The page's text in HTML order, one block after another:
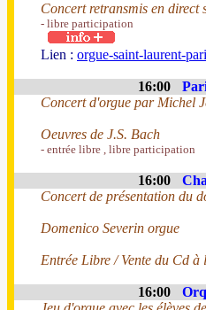
Concert retransmis en direct
- libre participation
Lien : orgue-saint-laurent-
16:00
Concert d'orgue par Michel
Oeuvres de J.S. Bach
- entrée libre , libre participation
16:00
Concert de présentation du
Domenico Severin orgue
Entrée Libre / Vente du Cd
16:00